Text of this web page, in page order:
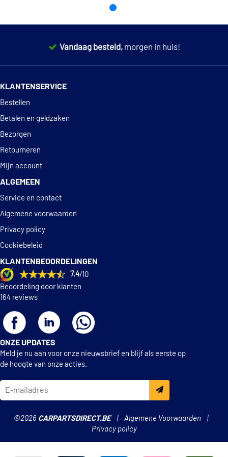
Vandaag besteld, morgen in huis!
KLANTENSERVICE
Bestellen
Betalen en geldzaken
Bezorgen
Retourneren
Mijn account
ALGEMEEN
Service en contact
Algemene voorwaarden
Privacy policy
Cookiebeleid
KLANTENBEOORDELINGEN
7.4/10
Beoordeling door klanten
164 reviews
ONZE UPDATES
Meld je nu aan voor onze nieuwsbrief en blijf als eerste op
de hoogte van onze acties.
©2026 CARPARTSDIRECT.BE
Algemene Voorwaarden
Privacy policy